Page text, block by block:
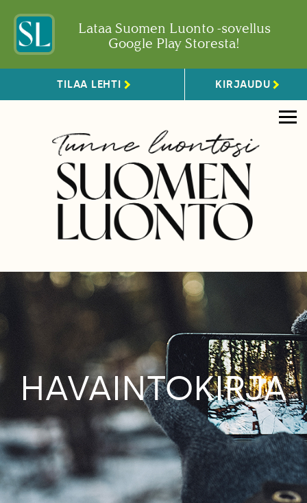
Lataa Suomen Luonto -sovellus
Google Play Storesta!
TILAA LEHTI KIRJAUDU
HAVAINTOKIRJA